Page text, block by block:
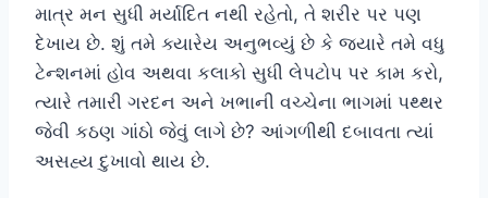
માત્ર મન સુધી મર્યાદિત નથી રહેતો, તે શરીર પર પણ
દેખાય છે. શું તમે ક્યારેય અનુભવ્યું છે કે જ્યારે તમે વધુ
ટેન્શનમાં હોવ અથવા કલાકો સુધી લેપટોપ પર કામ કરો,
ત્યારે તમારી ગરદન અને ખભાની વચ્ચેના ભાગમાં પથ્થર
જેવી કઠણ ગાંઠો જેવું લાગે છે? આંગળીથી દબાવતા ત્યાં
અસહ્ય દુખાવો થાય છે.